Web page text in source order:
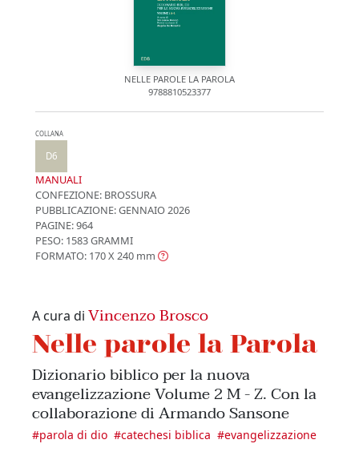
NELLE PAROLE LA PAROLA
9788810523377
COLLANA
D6
MANUALI
CONFEZIONE: BROSSURA
PUBBLICAZIONE:GENNAIO 2026
PAGINE: 964
PESO: 1583 GRAMMI
FORMATO: 170 X 240 mm
A cura di Vincenzo Brosco
Nelle parole la Parola
Dizionario biblico per la nuova
evangelizzazione Volume 2 M - Z. Con la
collaborazione di Armando Sansone
#parola di dio #catechesi biblica #evangelizzazione